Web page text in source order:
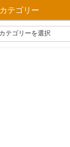
カテゴリー